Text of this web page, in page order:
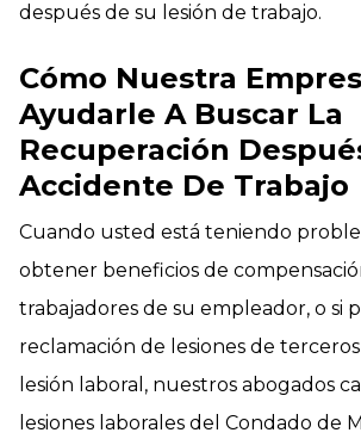
después de su lesión de trabajo.
Cómo Nuestra
Ayudarle A Buscar La
Recuperación
Accidente De Trabajo
Cuando usted está teniendo
obtener beneficios de
trabajadores de su empleador, o si
reclamación de lesiones de
lesión laboral, nuestros abogados
lesiones laborales del Condado de